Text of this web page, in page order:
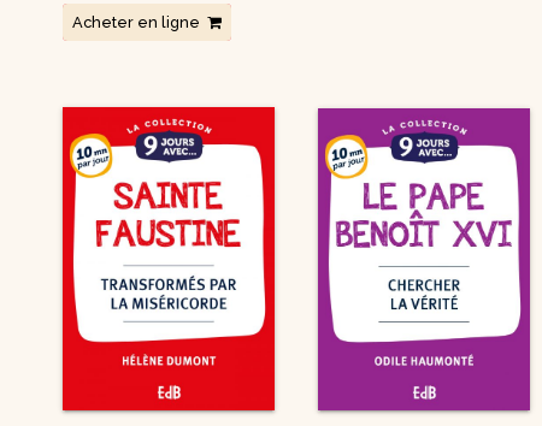
Acheter en ligne